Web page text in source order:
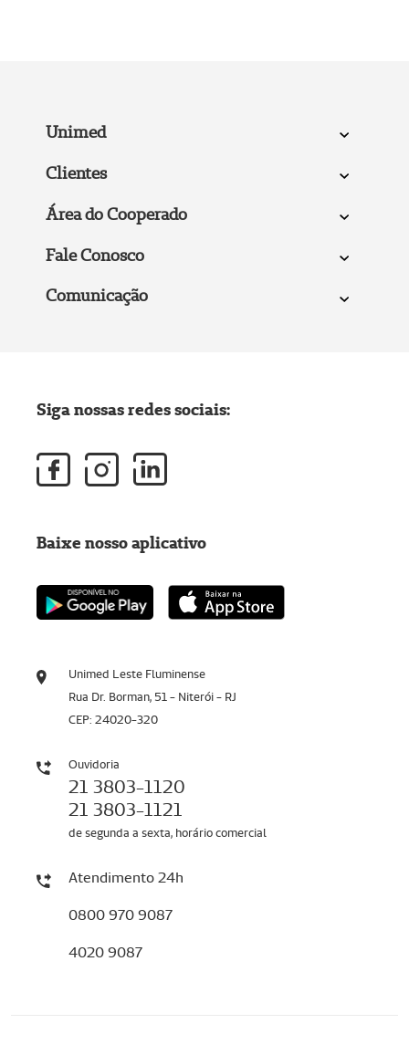
Unimed
Clientes
Área do Cooperado
Fale Conosco
Comunicação
Unimed Leste Fluminense
Rua Dr. Borman, 51 - Niterói - RJ
CEP: 24020-320
Ouvidoria
21 3803-1120
21 3803-1121
de segunda a sexta, horário comercial
Atendimento 24h
0800 970 9087
4020 9087
Siga nossas redes sociais:
Baixe nosso aplicativo